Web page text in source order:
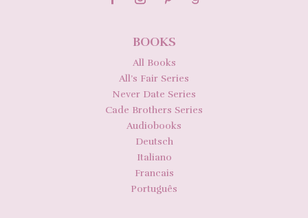
BOOKS
All Books
All’s Fair Series
Never Date Series
Cade Brothers Series
Audiobooks
Deutsch
Italiano
Francais
Português